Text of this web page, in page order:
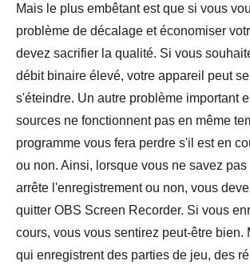
Mais le plus embêtant est que si vous
problème de décalage et économiser
devez sacrifier la qualité. Si vous
débit binaire élevé, votre appareil peut
s'éteindre. Un autre problème important
sources ne fonctionnent pas en même
programme vous fera perdre s'il est en
ou non. Ainsi, lorsque vous ne savez pas
arrête l'enregistrement ou non, vous
quitter OBS Screen Recorder. Si vous
cours, vous vous sentirez peut-être bien.
qui enregistrent des parties de jeu, des